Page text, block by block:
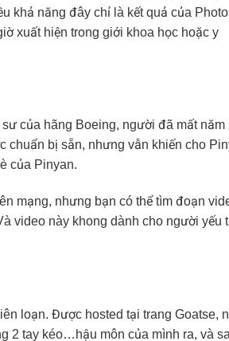
khả năng đây chỉ là kết quả của
xuất hiện trong giới khoa học hoặc y
của hãng Boeing, người đã mất
bị sẵn, nhưng vẫn khiến cho
của Pinyan.
mạng, nhưng bạn có thể tìm đoạn
video này khong dành cho người yếu
loạn. Được hosted tại trang Goatse,
2 tay kéo…hậu môn của mình ra, và